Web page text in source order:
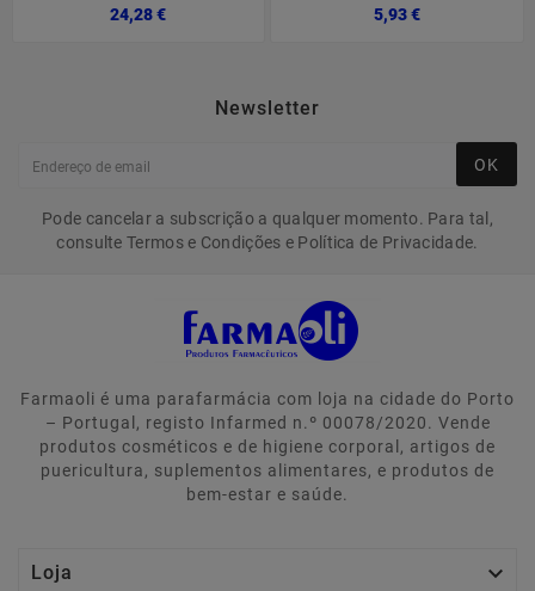
24,28 €Preço
5,93 €Preço
Newsletter
OK
Pode cancelar a subscrição a qualquer momento. Para tal,
consulte Termos e Condições e Política de Privacidade.
Farmaoli é uma parafarmácia com loja na cidade do Porto
– Portugal, registo Infarmed n.º 00078/2020. Vende
produtos cosméticos e de higiene corporal, artigos de
puericultura, suplementos alimentares, e produtos de
bem-estar e saúde.
Loja 